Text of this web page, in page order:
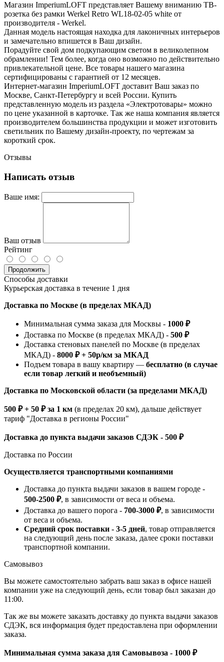
Магазин ImperiumLOFT представляет Вашему вниманию ТВ-
розетка без рамки Werkel Retro WL18-02-05 white от
производителя - Werkel.
Данная модель настоящая находка для лаконичных интерьеров
и замечательно впишется в Ваш дизайн.
Порадуйте свой дом подкупающим светом в великолепном
обрамлении! Тем более, когда оно возможно по действительно
привлекательной цене. Все товары нашего магазина
сертифицированы с гарантией от 12 месяцев.
Интернет-магазин ImperiumLOFT доставит Ваш заказ по
Москве, Санкт-Петербургу и всей России. Купить
представленную модель из раздела «Электротовары» можно
по цене указанной в карточке. Так же наша компания является
производителем большинства продукции и может изготовить
светильник по Вашему дизайн-проекту, по чертежам за
короткий срок.
Отзывы
Написать отзыв
Ваше имя:
Ваш отзыв
Рейтинг
Продолжить
Способы доставки
Курьерская доставка в течение 1 дня
Доставка по Москве (в пределах МКАД)
Минимальная сумма заказа для Москвы - 1000 ₽
Доставка по Москве (в пределах МКАД) - 500 ₽
Доставка стеновых панелей по Москве (в пределах
МКАД) - 8000 ₽ + 50р/км за МКАД
Подъем товара в вашу квартиру — бесплатно (в случае
если товар легкий и необъемный)
Доставка по Московской области (за пределами МКАД)
500 ₽ + 50 ₽ за 1 км (в пределах 20 км), дальше действует
тариф "Доставка в регионы России"
Доставка до пункта выдачи заказов СДЭК - 500 ₽
Доставка по России
Осуществляется транспортными компаниями
Доставка до пункта выдачи заказов в вашем городе -
500-2500 ₽, в зависимости от веса и объема.
Доставка до вашего порога - 700-3000 ₽, в зависимости
от веса и объема.
Средний срок поставки - 3-5 дней, товар отправляется
на следующий день после заказа, далее сроки поставки
транспортной компании.
Самовывоз
Вы можете самостоятельно забрать ваш заказ в офисе нашей
компании уже на следующий день, если товар был заказан до
11:00.
Так же вы можете заказать доставку до пункта выдачи заказов
СДЭК, вся информация будет предоставлена при оформлении
заказа.
Минимальная сумма заказа для Самовывоза - 1000 ₽